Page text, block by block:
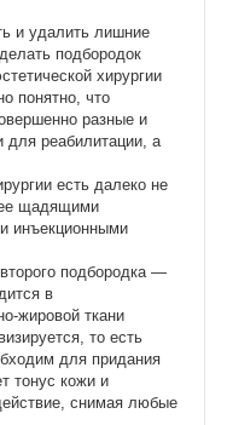
и удалить лишние
подбородок
хирургии
понятно, что
разные и
для реабилитации, а
есть далеко не
щадящими
инъекционными
подбородка —
в
жировой ткани
то есть
для придания
тонус кожи и
снимая любые